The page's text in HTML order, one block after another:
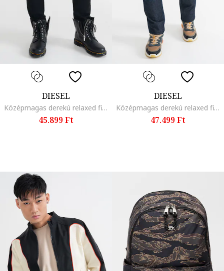
DIESEL
Középmagas derekú relaxed fit farmernadrág, Fekete
45.899 Ft
DIESEL
Középmagas derekú relaxed fit farmernadrág, Sötétkék
47.499 Ft